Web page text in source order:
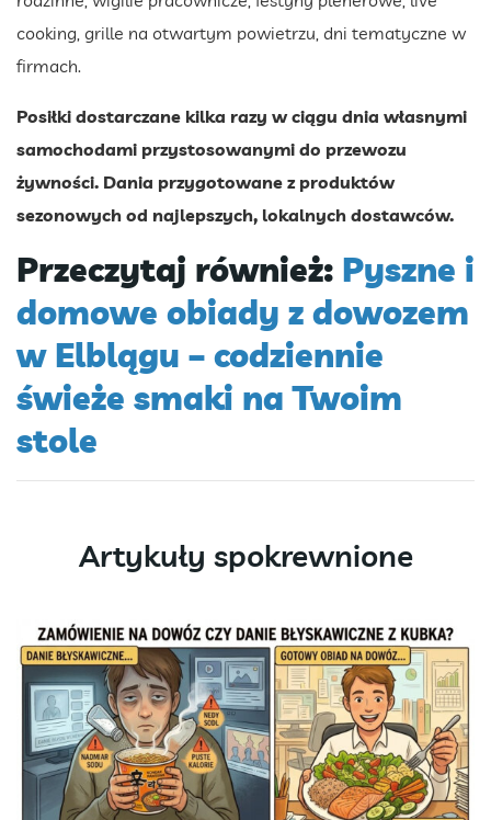
cooking, grille na otwartym powietrzu, dni tematyczne w
firmach.
Posiłki dostarczane kilka razy w ciągu dnia własnymi
samochodami przystosowanymi do przewozu
żywności. Dania przygotowane z produktów
sezonowych od najlepszych, lokalnych dostawców.
Przeczytaj również: Pyszne i
domowe obiady z dowozem
w Elblągu – codziennie
świeże smaki na Twoim
stole
Artykuły spokrewnione